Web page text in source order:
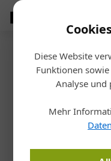
Diese Website
Funktionen
Analyse und
Mehr
Redaktion Bauzeitung